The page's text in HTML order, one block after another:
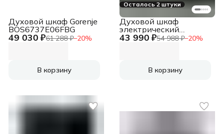
49 030 ₽61 288 ₽−20%
Духовой шкаф Gorenje
BOS6737E06FBG
В корзину
Осталось 2 штуки
43 990 ₽54 988 ₽−20%
Духовой шкаф
электрический
Zigmund & Shtain E 173
В корзину